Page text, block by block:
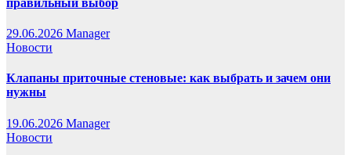
29.06.2026 Manager
Новости
Клапаны приточные стеновые: как выбрать и зачем они
нужны
19.06.2026 Manager
Новости